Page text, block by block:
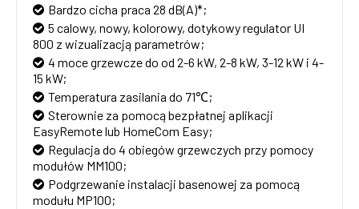
Bardzo cicha praca 28 dB(A)*;
5 calowy, nowy, kolorowy, dotykowy regulator UI
800 z wizualizacją parametrów;
4 moce grzewcze do od 2-6 kW, 2-8 kW, 3-12 kW i 4-
15 kW;
Temperatura zasilania do 71℃;
Sterownie za pomocą bezpłatnej aplikacji
EasyRemote lub HomeCom Easy;
Regulacja do 4 obiegów grzewczych przy pomocy
modułów MM100;
Podgrzewanie instalacji basenowej za pomocą
modułu MP100;